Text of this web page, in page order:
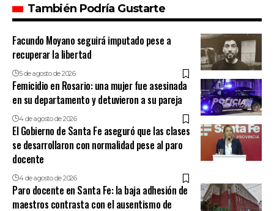
También Podría Gustarte
Facundo Moyano seguirá imputado pese a
recuperar la libertad
5 de agosto de 2026
Femicidio en Rosario: una mujer fue asesinada
en su departamento y detuvieron a su pareja
4 de agosto de 2026
El Gobierno de Santa Fe aseguró que las clases
se desarrollaron con normalidad pese al paro
docente
4 de agosto de 2026
Paro docente en Santa Fe: la baja adhesión de
maestros contrasta con el ausentismo de